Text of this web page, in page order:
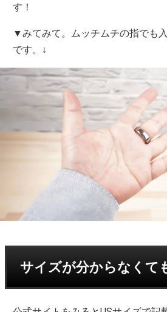
す！
▼みてみて。ムッチムチの指でも
です。↓
サイズが分からなくて